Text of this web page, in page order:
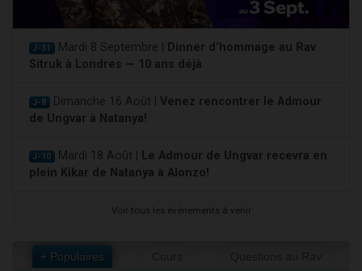
J-31 Mardi 8 Septembre |
Dinner d'hommage au Rav
Sitruk à Londres — 10 ans déjà
J-8 Dimanche 16 Août | Venez rencontrer le Admour
de Ungvar à Natanya!
J-10 Mardi 18 Août |
Le Admour de Ungvar recevra en
plein Kikar de Natanya à Alonzo!
Voir tous les événements à venir
+ Populaires